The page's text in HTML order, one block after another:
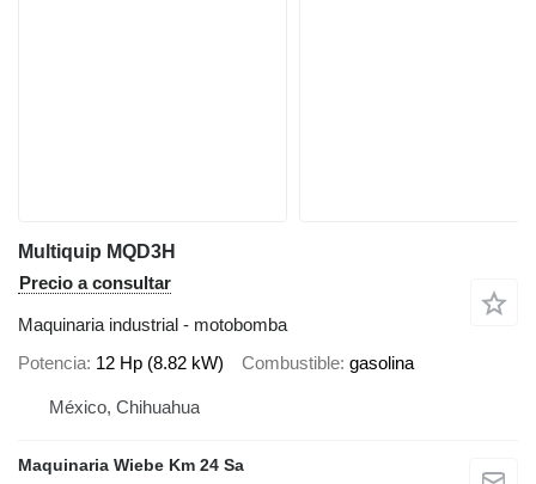
Multiquip MQD3H
Precio a consultar
Maquinaria industrial - motobomba
Potencia 12 Hp (8.82 kW) Combustible gasolina
México, Chihuahua
Maquinaria Wiebe Km 24 Sa